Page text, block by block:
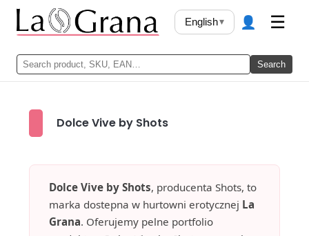
Search
English▾ 👤 ☰
Dolce Vive by Shots
Dolce Vive by Shots, producenta Shots, to
marka dostepna w hurtowni erotycznej La
Grana. Oferujemy pelne portfolio